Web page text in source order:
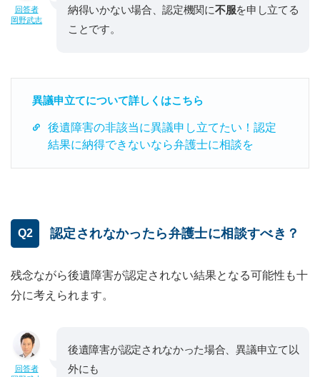
回答者
岡野武志
納得いかない場合、認定機関に不服を申し立てる
ことです。
異議申立てについて詳しくはこちら
後遺障害の非該当に異議申し立てたい！認定
結果に納得できないなら弁護士に相談を
Q2 認定されなかったら弁護士に相談すべき？
残念ながら後遺障害が認定されない結果となる可能性も十
分に考えられます。
回答者
後遺障害が認定されなかった場合、異議申立て以
外にも